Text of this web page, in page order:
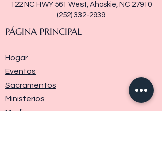
122 NC HWY 561 West, Ahoskie, NC 27910
(252) 332-2939
PÁGINA PRINCIPAL
Hogar
Eventos
Sacramentos
Ministerios
Media